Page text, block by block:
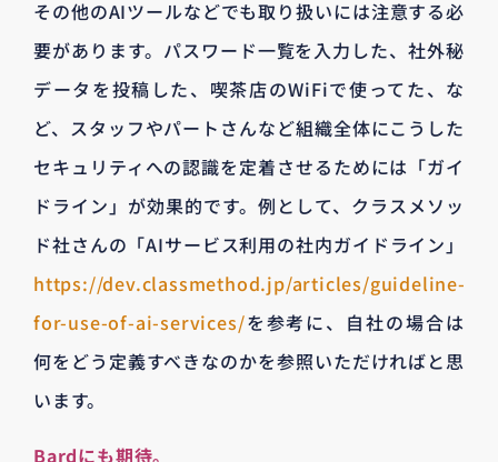
その他のAIツールなどでも取り扱いには注意する必
要があります。パスワード一覧を入力した、社外秘
データを投稿した、喫茶店のWiFiで使ってた、な
ど、スタッフやパートさんなど組織全体にこうした
セキュリティへの認識を定着させるためには「ガイ
ドライン」が効果的です。例として、クラスメソッ
ド社さんの「AIサービス利用の社内ガイドライン」
https://dev.classmethod.jp/articles/guideline-
for-use-of-ai-services/を参考に、自社の場合は
何をどう定義すべきなのかを参照いただければと思
います。
Bardにも期待。